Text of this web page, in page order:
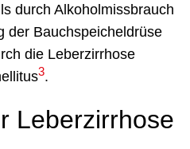
durch Alkoholmissbrauch
der Bauchspeicheldrüse
die Leberzirrhose
3.
Leberzirrhose